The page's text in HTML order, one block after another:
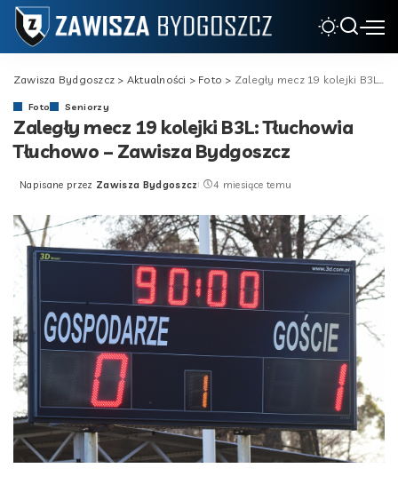
Zawisza Bydgoszcz > Aktualności > Foto > Zaległy mecz 19 kolejki B3L: Tłuchowia Tłuchowo – Zawisza Bydgoszcz
Foto Seniorzy
Zaległy mecz 19 kolejki B3L: Tłuchowia
Tłuchowo – Zawisza Bydgoszcz
Napisane przez Zawisza Bydgoszcz 4 miesiące temu